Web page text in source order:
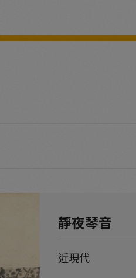
靜夜琴音
近現代